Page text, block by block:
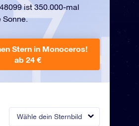
Wähle dein Sternbild
ist 350.000-mal
Sonne.
Stern in Monoceros!
ab 24 €